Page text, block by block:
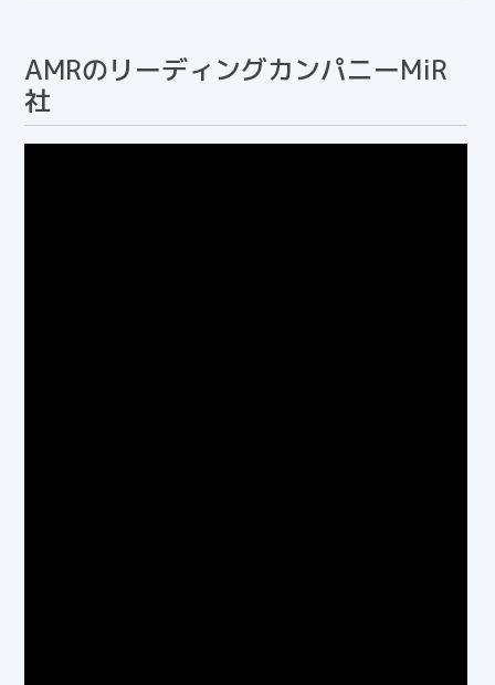
AMRのリーディングカンパニーMiR
社